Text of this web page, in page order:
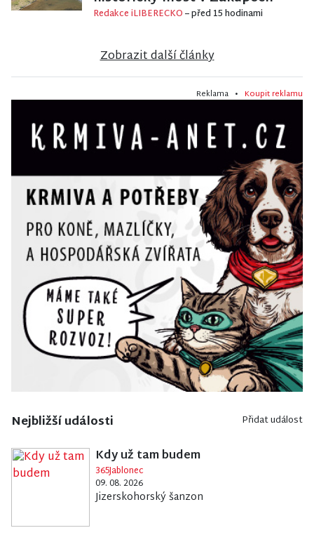
Redakce iLIBERECKO– před 15 hodinami
Zobrazit další články
Reklama • Koupit reklamu
Nejbližší události Přidat událost
Kdy už tam budem
365Jablonec
09. 08. 2026
Jizerskohorský šanzon